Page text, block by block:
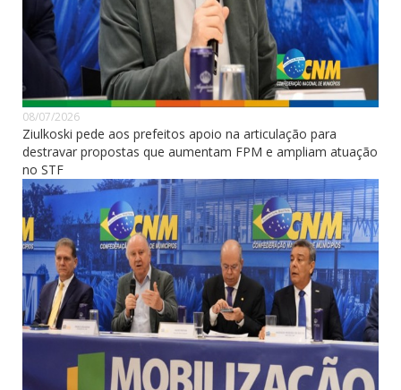
08/07/2026
Ziulkoski pede aos prefeitos apoio na articulação para
destravar propostas que aumentam FPM e ampliam atuação
no STF